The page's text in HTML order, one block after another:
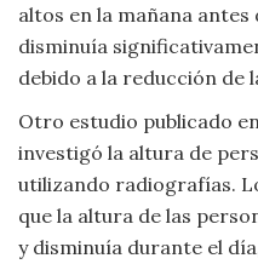
altos en la mañana
disminuía
debido a la reducción de
Otro estudio publicado
investigó la altura de
utilizando radiografías.
que la altura de las
y disminuía durante el